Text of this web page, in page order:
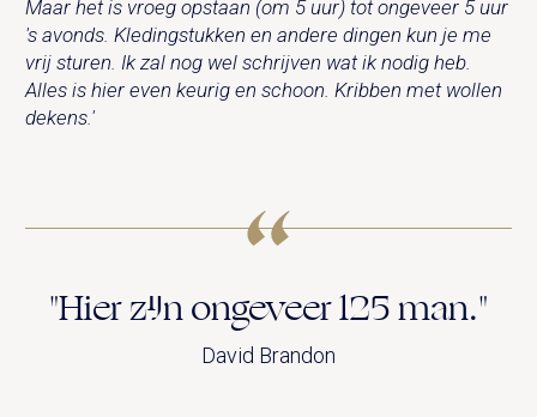
Maar het is vroeg opstaan (om 5 uur) tot ongeveer 5 uur
's avonds. Kledingstukken en andere dingen kun je me
vrij sturen. Ik zal nog wel schrijven wat ik nodig heb.
Alles is hier even keurig en schoon. Kribben met wollen
dekens.'
"Hier zijn ongeveer 125 man."
David Brandon